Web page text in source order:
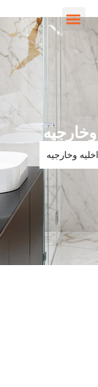
وخارجيه